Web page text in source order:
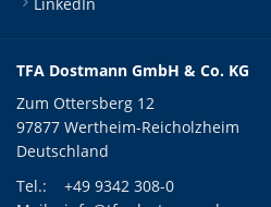
TFA Dostmann GmbH & Co. KG
Zum Ottersberg 12
97877 Wertheim-Reicholzheim
Deutschland
Tel.:
+49 9342 308-0